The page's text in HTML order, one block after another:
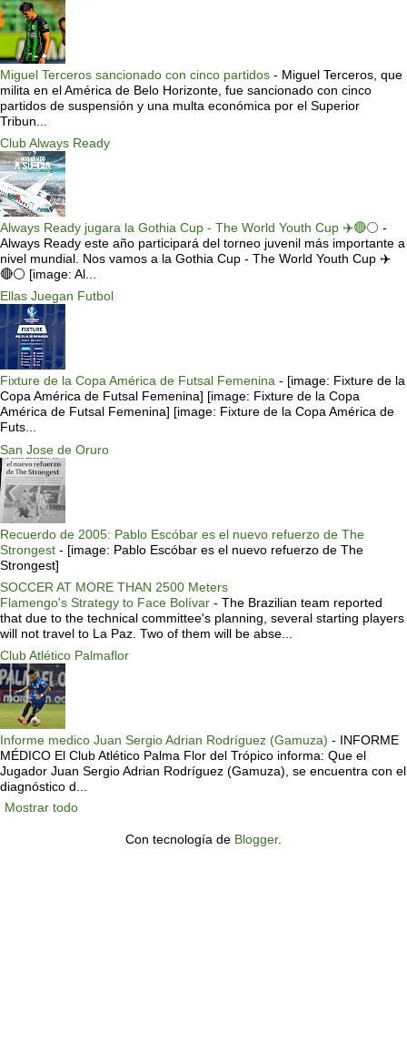
Miguel Terceros sancionado con cinco partidos - Miguel Terceros, que
milita en el América de Belo Horizonte, fue sancionado con cinco
partidos de suspensión y una multa económica por el Superior
Tribun...
Club Always Ready
Always Ready jugara la Gothia Cup - The World Youth Cup ✈️🔴⚪️ -
Always Ready este año participará del torneo juvenil más importante a
nivel mundial. Nos vamos a la Gothia Cup - The World Youth Cup ✈️
🔴⚪️ [image: Al...
Ellas Juegan Futbol
Fixture de la Copa América de Futsal Femenina - [image: Fixture de la
Copa América de Futsal Femenina] [image: Fixture de la Copa
América de Futsal Femenina] [image: Fixture de la Copa América de
Futs...
San Jose de Oruro
Recuerdo de 2005: Pablo Escóbar es el nuevo refuerzo de The
Strongest - [image: Pablo Escóbar es el nuevo refuerzo de The
Strongest]
SOCCER AT MORE THAN 2500 Meters
Flamengo's Strategy to Face Bolívar - The Brazilian team reported
that due to the technical committee's planning, several starting players
will not travel to La Paz. Two of them will be abse...
Club Atlético Palmaflor
Informe medico Juan Sergio Adrian Rodríguez (Gamuza) - INFORME
MÉDICO El Club Atlético Palma Flor del Trópico informa: Que el
Jugador Juan Sergio Adrian Rodríguez (Gamuza), se encuentra con el
diagnóstico d...
Mostrar todo
Con tecnología de Blogger.